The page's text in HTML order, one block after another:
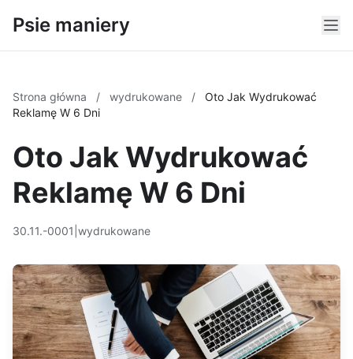
Psie maniery
Strona główna / wydrukowane /
Oto Jak Wydrukować
Reklamę W 6 Dni
Oto Jak Wydrukować
Reklamę W 6 Dni
30.11.-0001 wydrukowane